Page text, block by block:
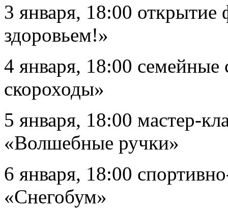
3 января, 18:00 открытие
здоровьем!»
4 января, 18:00
скороходы»
5 января, 18:00 мастер-
«Волшебные ручки»
6 января, 18:00
«Снегобум»